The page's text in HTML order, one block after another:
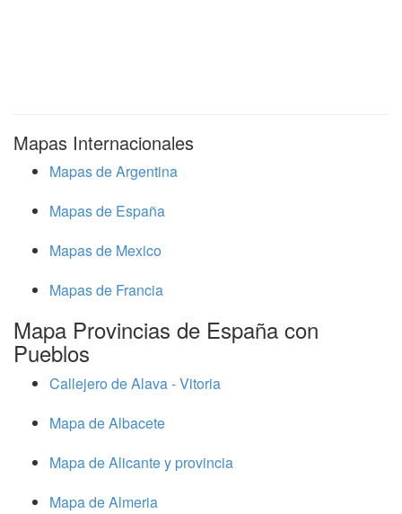
Mapas Internacionales
Mapas de Argentina
Mapas de España
Mapas de Mexico
Mapas de Francia
Mapa Provincias de España con
Pueblos
Callejero de Alava - Vitoria
Mapa de Albacete
Mapa de Alicante y provincia
Mapa de Almeria